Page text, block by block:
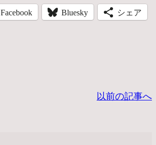
Facebook Bluesky シェア
以前の記事へ